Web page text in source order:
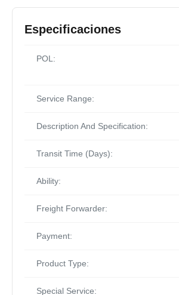
Especificaciones
POL:
Service Range:
Description And Specification:
Transit Time (Days):
Ability:
Freight Forwarder:
Payment:
Product Type:
Special Service: